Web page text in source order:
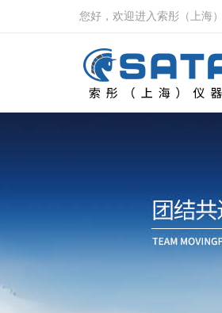
您好，欢迎进入索彤（上海